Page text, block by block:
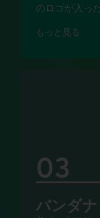
のロゴが入っ
もっと見る
03
バンダナ